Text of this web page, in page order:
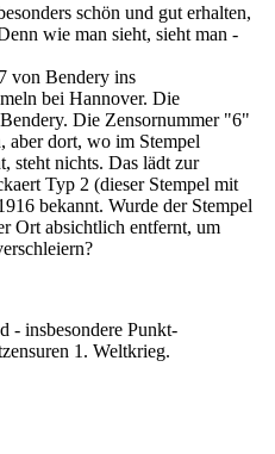
schön und gut erhalten,
wie man sieht, sieht man -
von Bendery ins
bei Hannover. Die
Die Zensornummer "6"
aber dort, wo im Stempel
steht nichts. Das lädt zur
Typ 2 (dieser Stempel mit
bekannt. Wurde der Stempel
Ort absichtlich entfernt, um
- insbesondere Punkt-
1. Weltkrieg.